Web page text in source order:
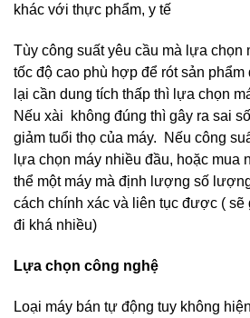
khác với thực phẩm, y tế
Tùy công suất yêu cầu mà lựa
tốc độ cao phù hợp để rót sản
lại cần dung tích thấp thì lựa chọn
Nếu xài không đúng thì gây ra sai
giảm tuổi thọ của máy. Nếu công
lựa chọn máy nhiều đầu, hoặc mua
thể một máy mà định lượng số
cách chính xác và liên tục được ( sẽ
đi khá nhiều)
Lựa chọn công nghệ
Loại máy bán tự động tuy không